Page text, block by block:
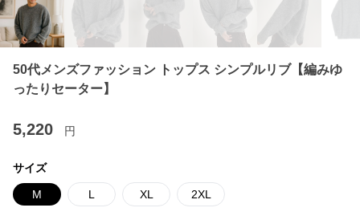
50代メンズファッション トップス シンプルリブ【編みゆ
ったりセーター】
5,220 円
サイズ
M L XL 2XL